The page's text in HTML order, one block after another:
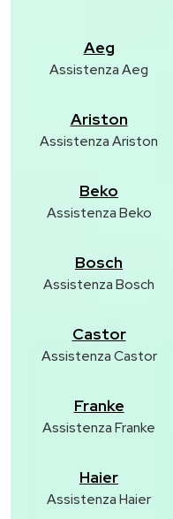
Aeg
Assistenza Aeg
Ariston
Assistenza Ariston
Beko
Assistenza Beko
Bosch
Assistenza Bosch
Castor
Assistenza Castor
Franke
Assistenza Franke
Haier
Assistenza Haier